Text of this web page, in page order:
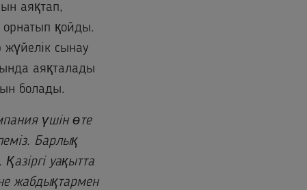
аяқтап,
орнатып қойды.
сынау
аяқталады
болады.
үшін өте
Барлық
уақытта
жабдықтармен